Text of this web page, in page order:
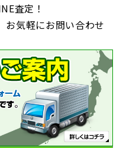
査定！
お気軽にお問い合わせ